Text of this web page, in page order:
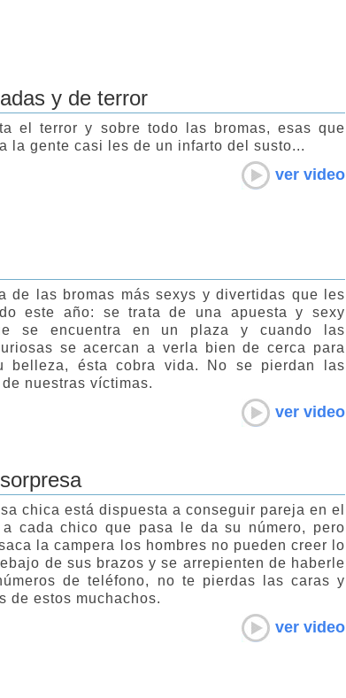
y de terror
el terror y sobre todo las bromas, esas que
la gente casi les de un infarto del susto...
ver video
de las bromas más sexys y divertidas que les
este año: se trata de una apuesta y sexy
se encuentra en un plaza y cuando las
se acercan a verla bien de cerca para
belleza, ésta cobra vida. No se pierdan las
nuestras víctimas.
ver video
chica está dispuesta a conseguir pareja en el
a cada chico que pasa le da su número, pero
la campera los hombres no pueden creer lo
de sus brazos y se arrepienten de haberle
de teléfono, no te pierdas las caras y
de estos muchachos.
ver video